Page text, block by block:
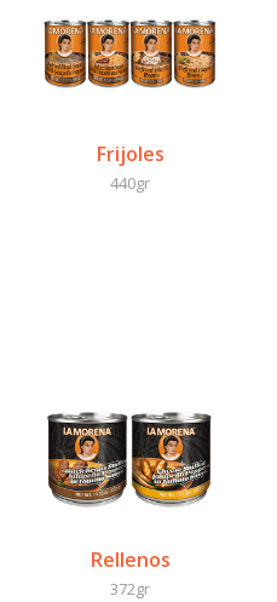
Frijoles
440gr
Rellenos
372gr